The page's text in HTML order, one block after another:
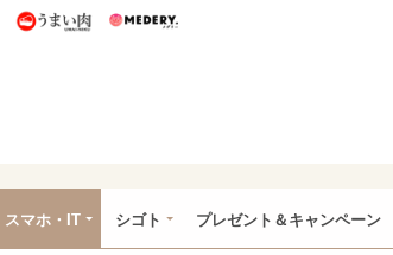
うまいパン うまい肉
スマホ・IT シゴト プレゼント＆キャンペーン